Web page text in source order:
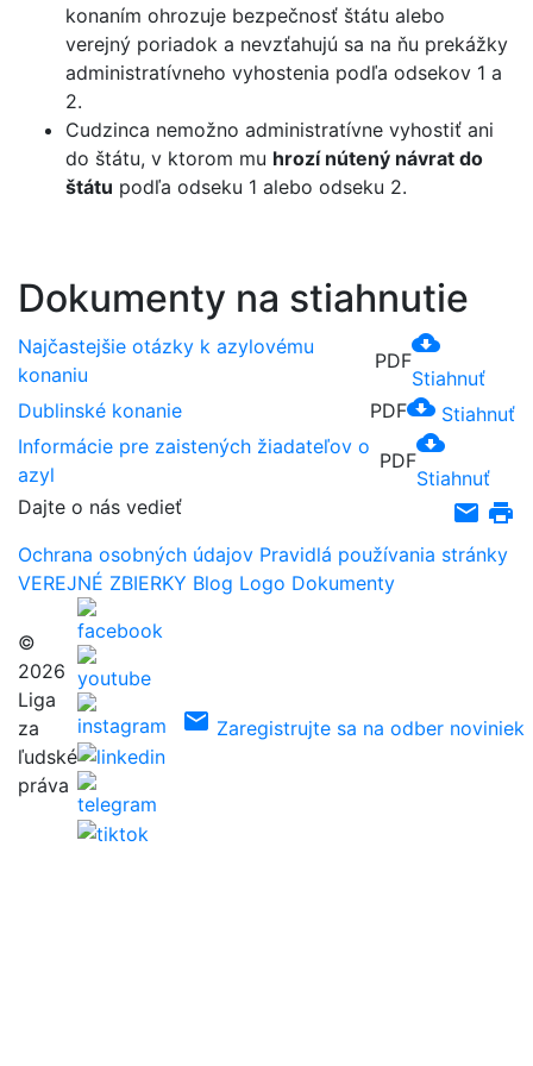
konaním ohrozuje bezpečnosť štátu alebo
verejný poriadok a nevzťahujú sa na ňu prekážky
administratívneho vyhostenia podľa odsekov 1 a
2.
Cudzinca nemožno administratívne vyhostiť ani
do štátu, v ktorom mu hrozí nútený návrat do
štátu podľa odseku 1 alebo odseku 2.
Dokumenty na stiahnutie
Najčastejšie otázky k azylovému
konaniu
PDF
cloud_download
Stiahnuť
Dublinské konanie
PDFcloud_download Stiahnuť
Informácie pre zaistených žiadateľov o
azyl
PDF
cloud_download
Stiahnuť
Dajte o nás vedieť
email print
Ochrana osobných údajov Pravidlá používania stránky
VEREJNÉ ZBIERKY Blog Logo Dokumenty
©
2026
Liga
za
ľudské
práva
email Zaregistrujte sa na odber noviniek